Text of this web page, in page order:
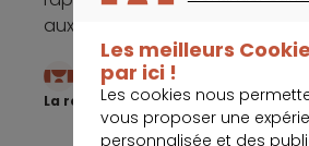
aux besoins des clients.
Écrit par
La rédaction Meilleurtaux
Les meilleurs
par ici !
Les cookies nous
vous proposer une
personnalisée et des